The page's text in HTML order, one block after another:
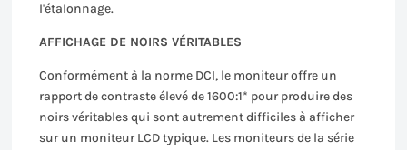
l'étalonnage.
AFFICHAGE DE NOIRS VÉRITABLES
Conformément à la norme DCI, le moniteur offre un
rapport de contraste élevé de 1600:1* pour produire des
noirs véritables qui sont autrement difficiles à afficher
sur un moniteur LCD typique. Les moniteurs de la série